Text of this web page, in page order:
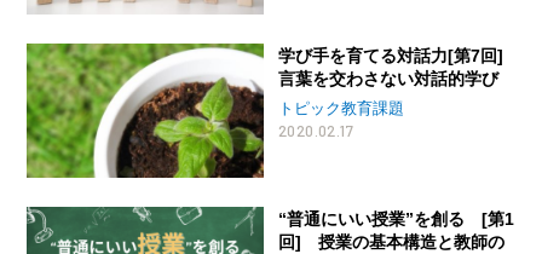
学び手を育てる対話力[第7回]
言葉を交わさない対話的学び
トピック教育課題
2020.02.17
“普通にいい授業”を創る [第1
回] 授業の基本構造と教師の